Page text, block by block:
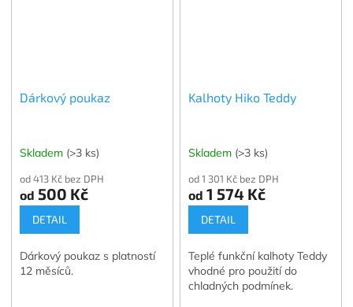
Dárkový poukaz
Skladem (>3 ks)
od 413 Kč bez DPH
od 500 Kč
DETAIL
Dárkový poukaz s platností
12 měsíců.
Kalhoty Hiko Teddy
Skladem (>3 ks)
od 1 301 Kč bez DPH
od 1 574 Kč
DETAIL
Teplé funkční kalhoty Teddy
vhodné pro použití do
chladných podmínek.